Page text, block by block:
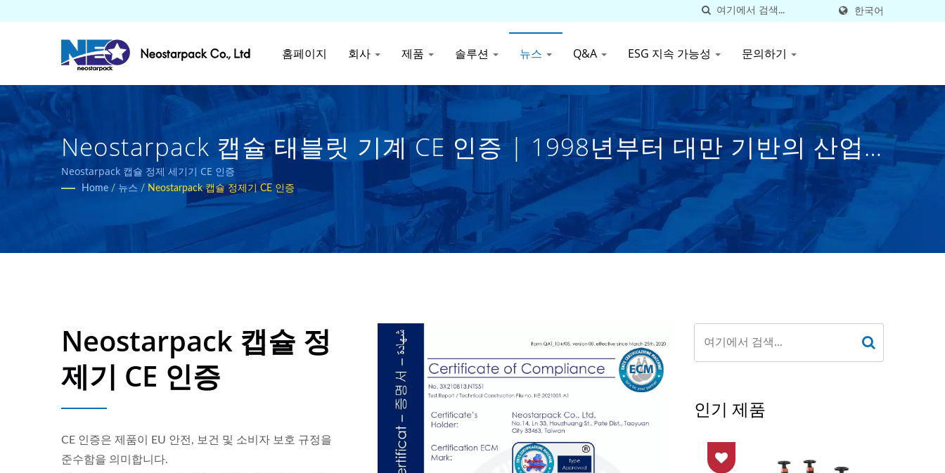
한국어
홈페이지 회사 제품 솔루션 뉴스 Q&A ESG 지속 가능성 문의하기
Neostarpack 캡슐 태블릿 기계 CE 인증 | 1998년부터 대만 기반의 산업
용 포장 장비 제조업체 | Neostarpack Co., Ltd.
Neostarpack 캡슐 정제 세기기 CE 인증
Home / 뉴스 / Neostarpack 캡슐 정제기 CE 인증
Neostarpack 캡슐 정
제기 CE 인증
CE 인증은 제품이 EU 안전, 보건 및 소비자 보호 규정을
준수함을 의미합니다.
인기 제품